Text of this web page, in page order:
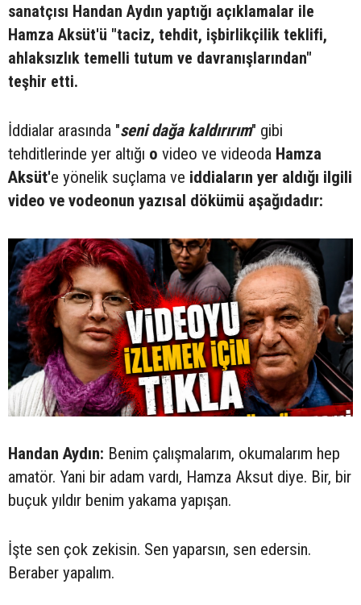
sanatçısı Handan Aydın yaptığı açıklamalar ile
Hamza Aksüt'ü "taciz, tehdit, işbirlikçilik teklifi,
ahlaksızlık temelli tutum ve davranışlarından"
teşhir etti.
İddialar arasında "seni dağa kaldırırım" gibi
tehditlerinde yer altığı o video ve videoda Hamza
Aksüt'e yönelik suçlama ve iddiaların yer aldığı ilgili
video ve vodeonun yazısal dökümü aşağıdadır:
Handan Aydın: Benim çalışmalarım, okumalarım hep
amatör. Yani bir adam vardı, Hamza Aksut diye. Bir, bir
buçuk yıldır benim yakama yapışan.
İşte sen çok zekisin. Sen yaparsın, sen edersin.
Beraber yapalım.